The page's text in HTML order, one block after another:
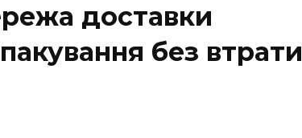
доставки
без втрати